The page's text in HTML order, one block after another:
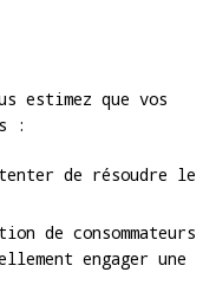
estimez que vos
:
de résoudre le
de consommateurs
engager une